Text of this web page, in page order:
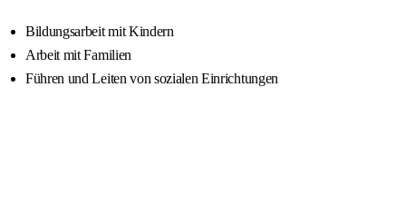
Bildungsarbeit mit Kindern
Arbeit mit Familien
Führen und Leiten von sozialen Einrichtungen